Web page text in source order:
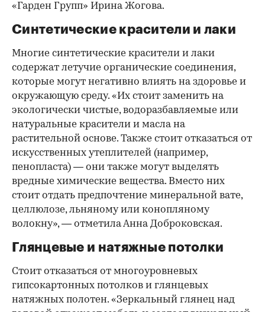
«Гарден Групп» Ирина Жогова.
Синтетические красители и лаки
Многие синтетические красители и лаки
содержат летучие органические соединения,
которые могут негативно влиять на здоровье и
окружающую среду. «Их стоит заменить на
экологически чистые, водоразбавляемые или
натуральные красители и масла на
растительной основе. Также стоит отказаться от
искусственных утеплителей (например,
пенопласта) — они также могут выделять
вредные химические вещества. Вместо них
стоит отдать предпочтение минеральной вате,
целлюлозе, льняному или конопляному
волокну», — отметила Анна Доброковская.
Глянцевые и натяжные потолки
Стоит отказаться от многоуровневых
гипсокартонных потолков и глянцевых
натяжных полотен. «Зеркальный глянец над